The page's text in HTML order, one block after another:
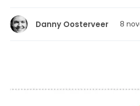
Danny Oosterveer 8